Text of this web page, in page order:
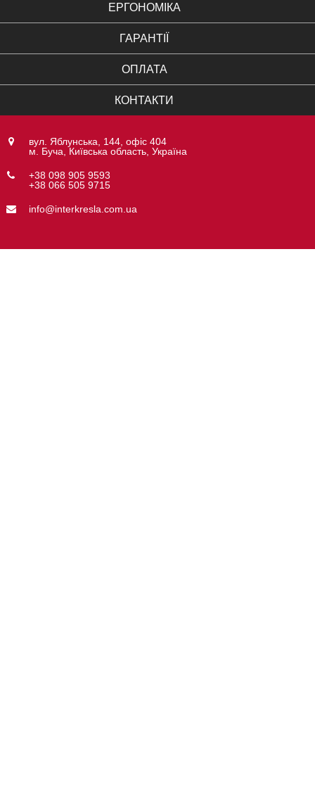
ЕРГОНОМІКА
ГАРАНТІЇ
ОПЛАТА
КОНТАКТИ
вул. Яблунська, 144, офіс 404
м. Буча, Київська область, Україна
+38 098 905 9593
+38 066 505 9715
info@interkresla.com.ua